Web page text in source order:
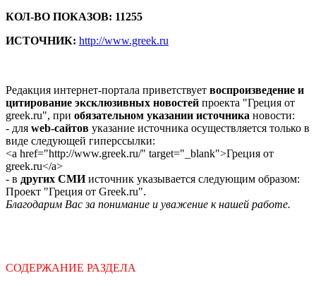
КОЛ-ВО ПОКАЗОВ: 11255
ИСТОЧНИК: http://www.greek.ru
Редакция интернет-портала приветствует воспроизведение и
цитирование эксклюзивных новостей проекта "Греция от
greek.ru", при обязательном указании источника новости:
- для web-сайтов указание источника осуществляется только в
виде следующей гиперссылки:
<a href="http://www.greek.ru/" target="_blank">Греция от
greek.ru</a>
- в других СМИисточник указывается следующим образом:
Проект "Греция от Greek.ru".
Благодарим Вас за понимание и уважение к нашей работе.
СОДЕРЖАНИЕ РАЗДЕЛА